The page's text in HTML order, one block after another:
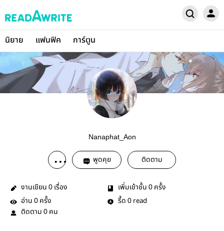
นิยาย แฟนฟิค การ์ตูน
Nanaphat_Aon
พูดคุย ติดตาม
งานเขียน 0 เรื่อง เพิ่มเข้าชั้น 0 ครั้ง
อ่าน 0 ครั้ง รี้ด 0 read
ติดตาม 0 คน